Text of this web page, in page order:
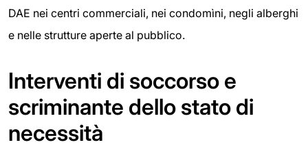
DAE nei centri commerciali, nei condomìni, negli alberghi
e nelle strutture aperte al pubblico.
Interventi di soccorso e
scriminante dello stato di
necessità